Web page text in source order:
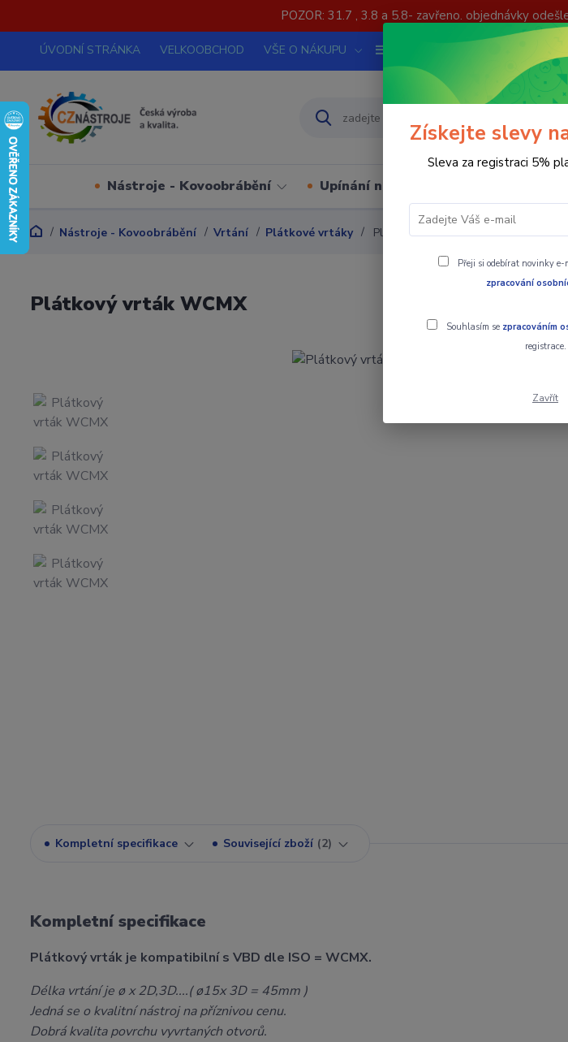
POZOR: 31.7 , 3.8 a 5.8- zavřeno. objednávky
ÚVODNÍ STRÁNKA VELKOOBCHOD VŠE O NÁKUPU
Nástroje - Kovoobrábění Upínání nástrojů
Nástroje - Kovoobrábění Vrtání Plátkové vrtáky Plátkový vrták WCMX
Plátkový vrták WCMX
Kompletní specifikace Související zboží 2
Kompletní specifikace
Plátkový vrták je kompatibilní s VBD dle ISO = WCMX.
Délka vrtání je ø x 2D,3D....( ø15x 3D = 45mm )
Jedná se o kvalitní nástroj na příznivou cenu.
Dobrá kvalita povrchu vyvrtaných otvorů.
Získejte slevy
Sleva za registraci 5%
Přeji si odebírat novinky e-
zpracování
Souhlasím se zpracováním
registrace.
Zavřít